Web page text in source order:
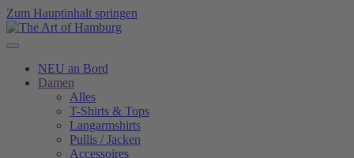
Zum Hauptinhalt springen
NEU an Bord
Damen
Alles
T-Shirts & Tops
Langarmshirts
Pullis / Jacken
Accessoires